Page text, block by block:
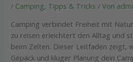
/ Camping, Tipps & Tricks / Von
Camping verbindet Freiheit mit
zu reisen erleichtert den Alltag und
beim Zelten. Dieser Leitfaden zeigt,
Gepäck und kluger Planung dein